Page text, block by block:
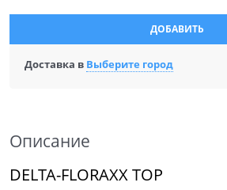
ДОБАВИТЬ
Доставка в Выберите город
Описание
DELTA-FLORAXX TOP